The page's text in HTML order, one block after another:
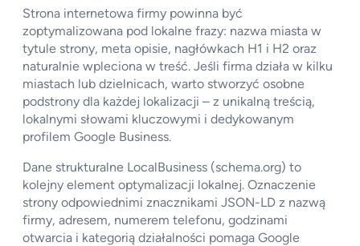
Strona internetowa firmy powinna być
zoptymalizowana pod lokalne frazy: nazwa miasta w
tytule strony, meta opisie, nagłówkach H1 i H2 oraz
naturalnie wpleciona w treść. Jeśli firma działa w kilku
miastach lub dzielnicach, warto stworzyć osobne
podstrony dla każdej lokalizacji – z unikalną treścią,
lokalnymi słowami kluczowymi i dedykowanym
profilem Google Business.
Dane strukturalne LocalBusiness (schema.org) to
kolejny element optymalizacji lokalnej. Oznaczenie
strony odpowiednimi znacznikami JSON-LD z nazwą
firmy, adresem, numerem telefonu, godzinami
otwarcia i kategorią działalności pomaga Google